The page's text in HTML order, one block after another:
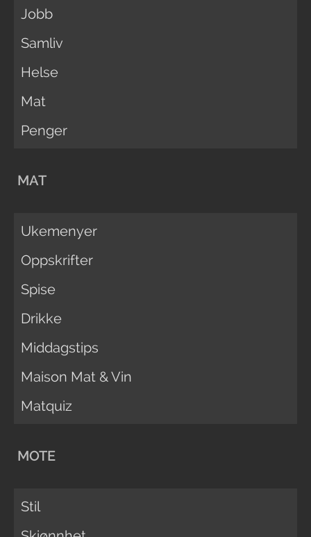
Jobb
Samliv
Helse
Mat
Penger
MAT
Ukemenyer
Oppskrifter
Spise
Drikke
Middagstips
Maison Mat & Vin
Matquiz
MOTE
Stil